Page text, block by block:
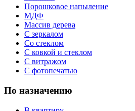
Порошковое напыление
МДФ
Массив дерева
С зеркалом
Со стеклом
С ковкой и стеклом
С витражом
С фотопечатью
По назначению